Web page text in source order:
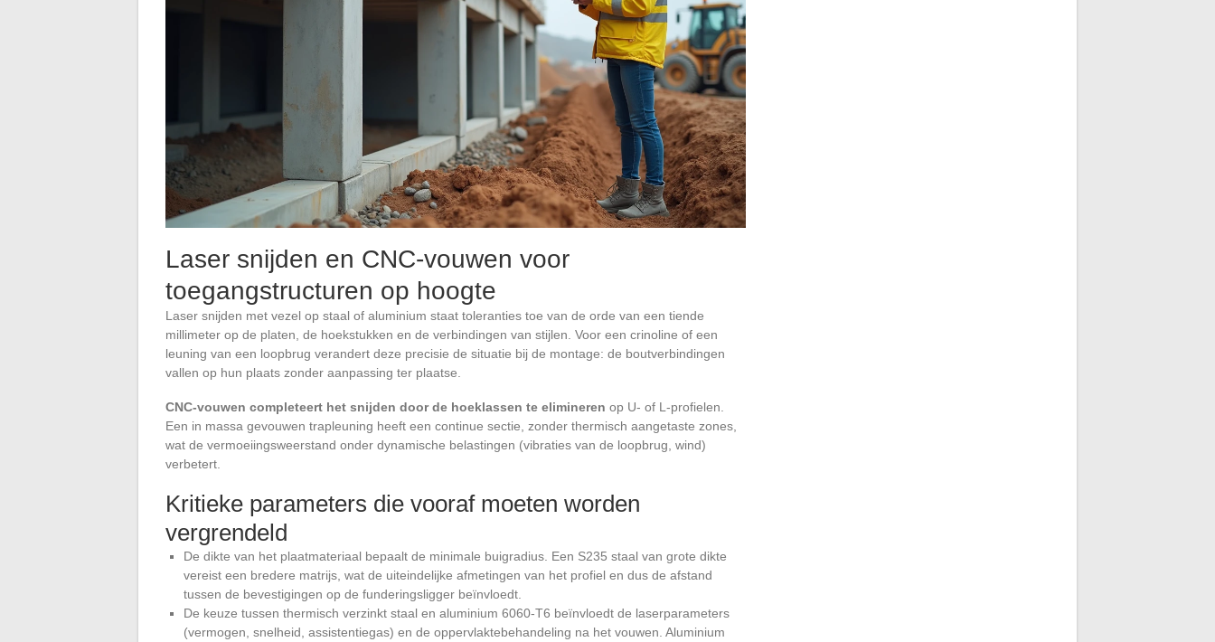
Laser snijden en CNC-vouwen voor
toegangstructuren op hoogte
Laser snijden met vezel op staal of aluminium staat toleranties toe van de orde van een tiende
millimeter op de platen, de hoekstukken en de verbindingen van stijlen. Voor een crinoline of een
leuning van een loopbrug verandert deze precisie de situatie bij de montage: de boutverbindingen
vallen op hun plaats zonder aanpassing ter plaatse.
CNC-vouwen completeert het snijden door de hoeklassen te elimineren op U- of L-profielen.
Een in massa gevouwen trapleuning heeft een continue sectie, zonder thermisch aangetaste zones,
wat de vermoeiingsweerstand onder dynamische belastingen (vibraties van de loopbrug, wind)
verbetert.
Kritieke parameters die vooraf moeten worden
vergrendeld
De dikte van het plaatmateriaal bepaalt de minimale buigradius. Een S235 staal van grote dikte
vereist een bredere matrijs, wat de uiteindelijke afmetingen van het profiel en dus de afstand
tussen de bevestigingen op de funderingsligger beïnvloedt.
De keuze tussen thermisch verzinkt staal en aluminium 6060-T6 beïnvloedt de laserparameters
(vermogen, snelheid, assistentiegas) en de oppervlaktebehandeling na het vouwen. Aluminium